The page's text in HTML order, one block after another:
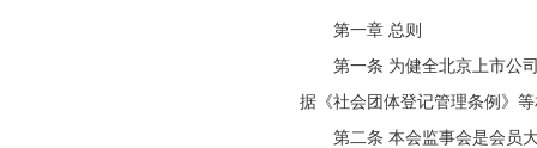
第一章 总则
第一条 为健全北京上市公
据《社会团体登记管理条例》
第二条 本会监事会是会员